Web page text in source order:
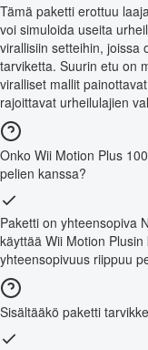
Tämä paketti erottuu
voi simuloida useita
virallisiin setteihin, joissa
tarviketta. Suurin etu on
viralliset mallit
rajoittavat urheilulajien
Onko Wii Motion Plus
pelien kanssa?
Paketti on yhteensopiva
käyttää Wii Motion
yhteensopivuus riippuu
Sisältääkö paketti